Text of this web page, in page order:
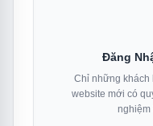
Đồng thời, màn hình
rửa bát tích hợp
phân giải cao,
thông tin như: chế
rửa… Nhờ đó, người
Đăng
Chỉ những khách
website mới có
nghiệm